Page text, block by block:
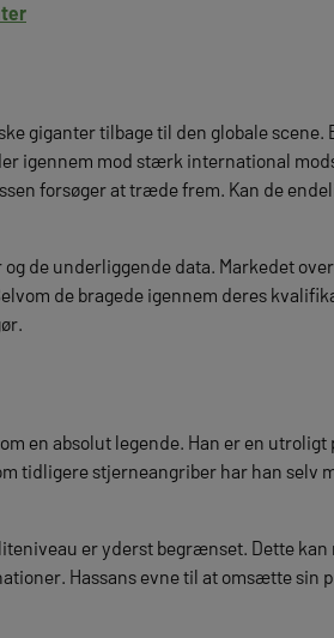
giganter tilbage til den globale
igennem mod stærk international
forsøger at træde frem. Kan de
de underliggende data. Markedet
de bragede igennem deres
en absolut legende. Han er en
tidligere stjerneangriber har han selv
er yderst begrænset. Dette kan
Hassans evne til at omsætte